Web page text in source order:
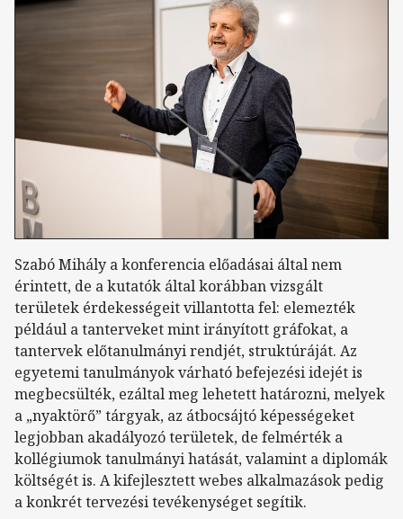
Szabó Mihály a konferencia előadásai által nem
érintett, de a kutatók által korábban vizsgált
területek érdekességeit villantotta fel: elemezték
például a tanterveket mint irányított gráfokat, a
tantervek előtanulmányi rendjét, struktúráját. Az
egyetemi tanulmányok várható befejezési idejét is
megbecsülték, ezáltal meg lehetett határozni, melyek
a „nyaktörő” tárgyak, az átbocsájtó képességeket
legjobban akadályozó területek, de felmérték a
kollégiumok tanulmányi hatását, valamint a diplomák
költségét is. A kifejlesztett webes alkalmazások pedig
a konkrét tervezési tevékenységet segítik.